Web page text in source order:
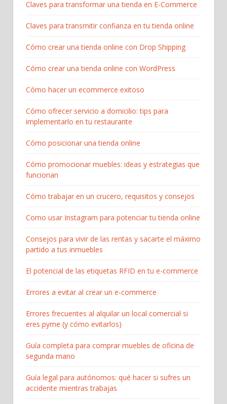
Claves para transformar una tienda en E-Commerce
Claves para transmitir confianza en tu tienda online
Cómo crear una tienda online con Drop Shipping
Cómo crear una tienda online con WordPress
Cómo hacer un ecommerce exitoso
Cómo ofrecer servicio a domicilio: tips para
implementarlo en tu restaurante
Cómo posicionar una tienda online
Cómo promocionar muebles: ideas y estrategias que
funcionan
Cómo trabajar en un crucero, requisitos y consejos
Como usar Instagram para potenciar tu tienda online
Consejos para vivir de las rentas y sacarte el máximo
partido a tus inmuebles
El potencial de las etiquetas RFID en tu e-commerce
Errores a evitar al crear un e-commerce
Errores frecuentes al alquilar un local comercial si
eres pyme (y cómo evitarlos)
Guía completa para comprar muebles de oficina de
segunda mano
Guía legal para autónomos: qué hacer si sufres un
accidente mientras trabajas